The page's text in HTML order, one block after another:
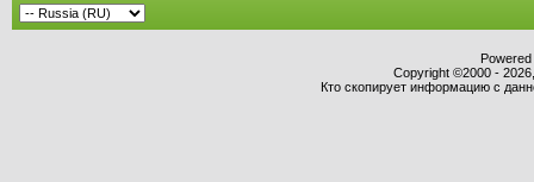
Copyright ©2000 -
Кто скопирует информацию с